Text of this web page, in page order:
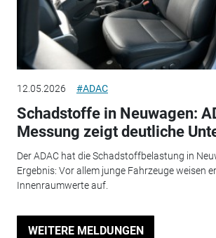
12.05.2026 #ADAC
Schadstoffe in Neuwagen:
Messung zeigt deutliche
Der ADAC hat die Schadstoffbelastung in
Ergebnis: Vor allem junge Fahrzeuge weisen
Innenraumwerte auf.
WEITERE MELDUNGEN